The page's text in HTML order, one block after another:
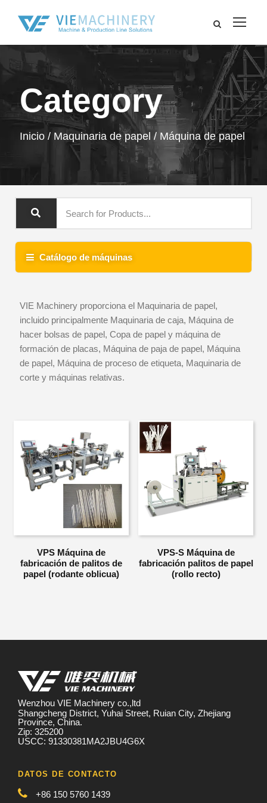
Category
Inicio / Maquinaria de papel / Máquina de papel
VIE Machinery proporciona el Maquinaria de papel,
incluido principalmente Maquinaria de caja, Máquina de
hacer bolsas de papel, Copa de papel y máquina de
formación de placas, Máquina de paja de papel, Máquina
de papel, Máquina de proceso de etiqueta, Maquinaria de
corte y máquinas relativas.
VPS Máquina de
fabricación de palitos de
papel (rodante oblicua)
VPS-S Máquina de
fabricación palitos de papel
(rollo recto)
Catálogo de máquinas
Wenzhou VIE Machinery co.,ltd
Shangcheng District, Yuhai Street, Ruian City, Zhejiang
Province, China.
Zip: 325200
USCC: 91330381MA2JBU4G6X
DATOS DE CONTACTO
+86 150 5760 1439